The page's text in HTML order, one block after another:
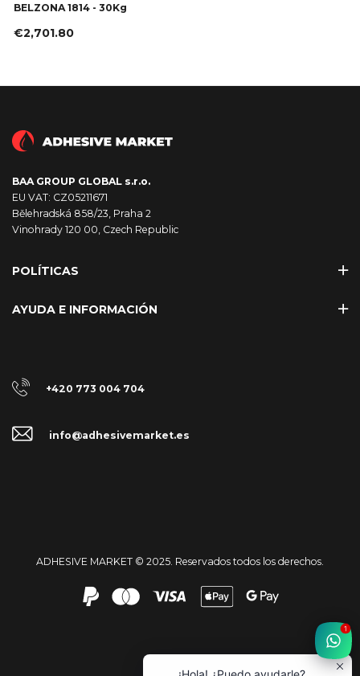
BELZONA 1814 - 30Kg
€2,701.80
BAA GROUP GLOBAL s.r.o.
EU VAT: CZ05211671
Bělehradská 858/23, Praha 2
Vinohrady 120 00, Czech Republic
POLÍTICAS
AYUDA E INFORMACIÓN
+420 773 004 704
info@adhesivemarket.es
ADHESIVE MARKET © 2025. Reservados todos los derechos.
1